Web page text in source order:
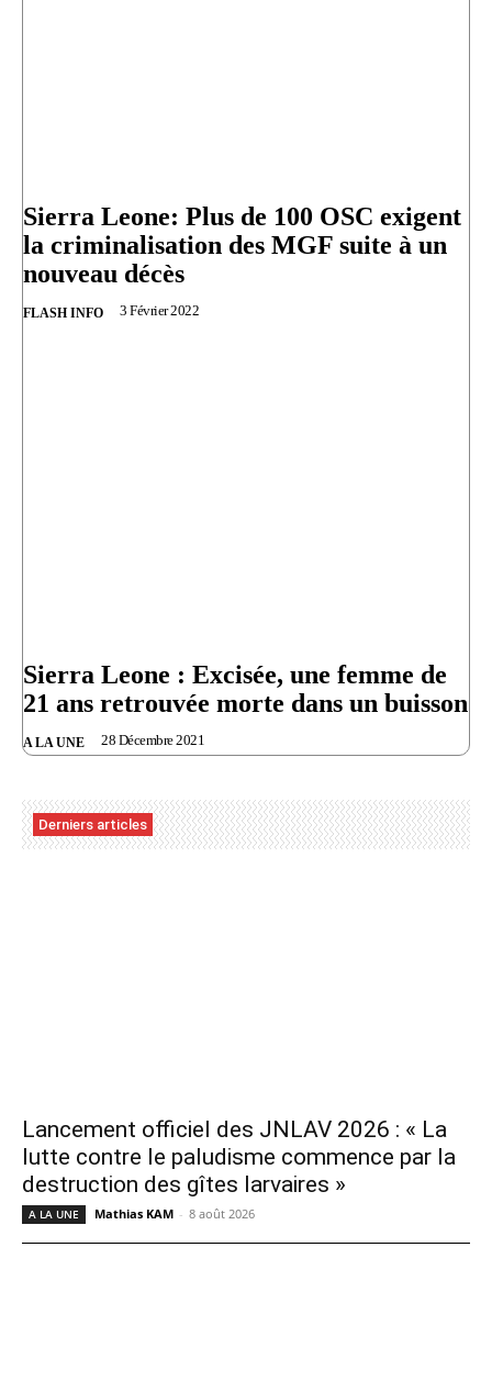
Sierra Leone: Plus de 100 OSC exigent
la criminalisation des MGF suite à un
nouveau décès
FLASH INFO 3 Février 2022
Sierra Leone : Excisée, une femme de
21 ans retrouvée morte dans un buisson
A LA UNE 28 Décembre 2021
Derniers articles
Lancement officiel des JNLAV 2026 : « La
lutte contre le paludisme commence par la
destruction des gîtes larvaires »
A LA UNE Mathias KAM - 8 août 2026